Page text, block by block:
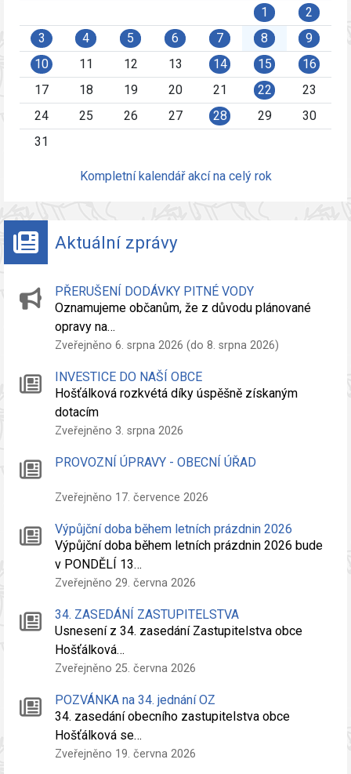
1
2
3
4 5 6 7 8
9
10
11 12 13 14 15
16
17
18 19 20 21 22
23
24
25 26 27 28 29
30
31
Kompletní kalendář akcí na celý rok
Aktuální zprávy
PŘERUŠENÍ DODÁVKY PITNÉ VODY
Oznamujeme občanům, že z důvodu plánované
opravy na…
Zveřejněno 6. srpna 2026 (do 8. srpna 2026)
INVESTICE DO NAŠÍ OBCE
Hošťálková rozkvétá díky úspěšně získaným
dotacím
Zveřejněno 3. srpna 2026
PROVOZNÍ ÚPRAVY - OBECNÍ ÚŘAD
Zveřejněno 17. července 2026
Výpůjční doba během letních prázdnin 2026
Výpůjční doba během letních prázdnin 2026 bude
v PONDĚLÍ 13…
Zveřejněno 29. června 2026
34. ZASEDÁNÍ ZASTUPITELSTVA
Usnesení z 34. zasedání Zastupitelstva obce
Hošťálková…
Zveřejněno 25. června 2026
POZVÁNKA na 34. jednání OZ
34. zasedání obecního zastupitelstva obce
Hošťálková se…
Zveřejněno 19. června 2026